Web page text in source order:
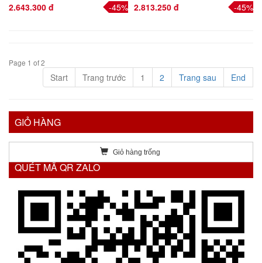
2.643.300 đ -45% 2.813.250 đ -45%
Page 1 of 2
Start Trang trước 1 2 Trang sau End
GIỎ HÀNG
Giỏ hàng trống
QUÉT MÃ QR ZALO